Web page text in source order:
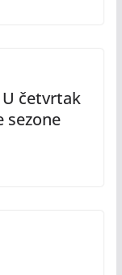
U četvrtak
sezone